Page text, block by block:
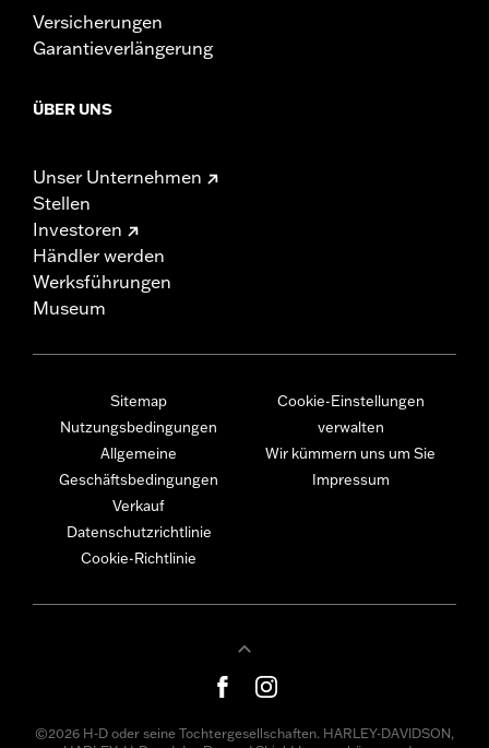
Versicherungen
Garantieverlängerung
ÜBER UNS
Unser Unternehmen
Stellen
Investoren
Händler werden
Werksführungen
Museum
Sitemap
Nutzungsbedingungen
Allgemeine
Geschäftsbedingungen
Verkauf
Datenschutzrichtlinie
Cookie-Richtlinie
Cookie-Einstellungen
verwalten
Wir kümmern uns um Sie
Impressum
©2026 H-D oder seine Tochtergesellschaften. HARLEY-DAVIDSON,